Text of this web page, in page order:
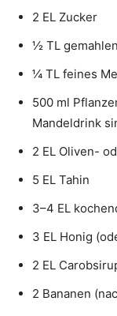
2 EL Zucker
½ TL
¼ TL feines
500 ml
Mandeldrink
2 EL Oliven-
5 EL Tahin
3–4 EL
3 EL Honig
2 EL
2 Bananen